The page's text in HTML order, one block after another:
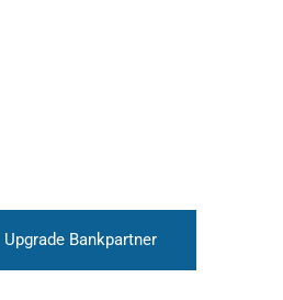
Upgrade Bankpartner